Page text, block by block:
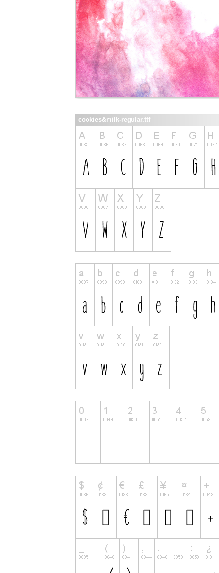
cookies&milk-regular.ttf